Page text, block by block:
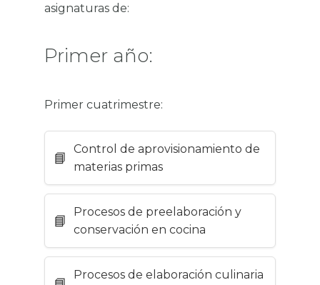
asignaturas de:
Primer año:
Primer cuatrimestre:
Control de aprovisionamiento de
materias primas
Procesos de preelaboración y
conservación en cocina
Procesos de elaboración culinaria